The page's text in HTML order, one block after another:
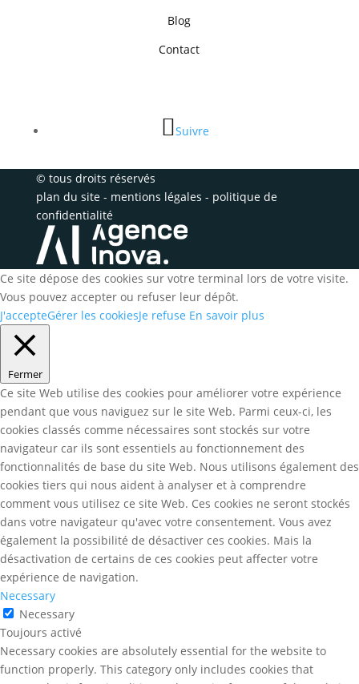
Blog
Contact
Suivre
© tous droits réservés
plan du site- mentions légales - politique de
confidentialité
Ce site dépose des cookies sur votre terminal lors de votre visite.
Vous pouvez accepter ou refuser leur dépôt.
J'accepteGérer les cookiesJe refuse En savoir plus
Fermer
Ce site Web utilise des cookies pour améliorer votre expérience
pendant que vous naviguez sur le site Web. Parmi ceux-ci, les
cookies classés comme nécessaires sont stockés sur votre
navigateur car ils sont essentiels au fonctionnement des
fonctionnalités de base du site Web. Nous utilisons également des
cookies tiers qui nous aident à analyser et à comprendre
comment vous utilisez ce site Web. Ces cookies ne seront stockés
dans votre navigateur qu'avec votre consentement. Vous avez
également la possibilité de désactiver ces cookies. Mais la
désactivation de certains de ces cookies peut affecter votre
expérience de navigation.
Necessary
Necessary
Toujours activé
Necessary cookies are absolutely essential for the website to
function properly. This category only includes cookies that